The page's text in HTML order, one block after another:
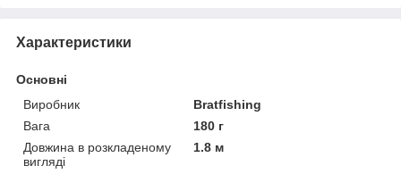
Характеристики
Основні
Виробник
Bratfishing
Вага
180 г
Довжина в розкладеному
вигляді
1.8 м